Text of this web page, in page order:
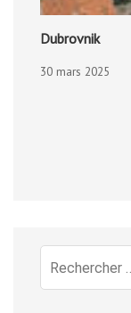
Dubrovnik
30 mars 2025
Recherche
pour